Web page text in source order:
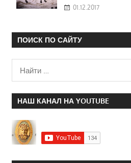
01.12.2017
ПОИСК ПО САЙТУ
НАШ КАНАЛ НА YOUTUBE